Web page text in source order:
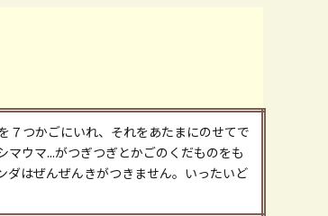
７つかごにいれ、それをあたまにのせてで
ウマ...がつぎつぎとかごのくだものをも
ダはぜんぜんきがつきません。いったいど